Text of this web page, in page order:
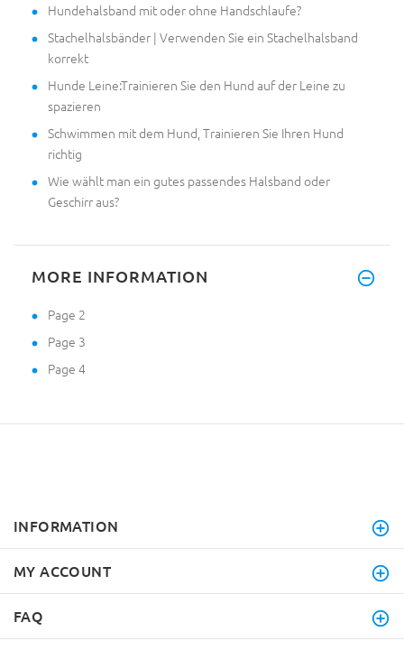
Hundehalsband mit oder ohne Handschlaufe?
Stachelhalsbänder | Verwenden Sie ein Stachelhalsband
korrekt
Hunde Leine:Trainieren Sie den Hund auf der Leine zu
spazieren
Schwimmen mit dem Hund, Trainieren Sie Ihren Hund
richtig
Wie wählt man ein gutes passendes Halsband oder
Geschirr aus?
MORE INFORMATION
Page 2
Page 3
Page 4
INFORMATION
MY ACCOUNT
FAQ